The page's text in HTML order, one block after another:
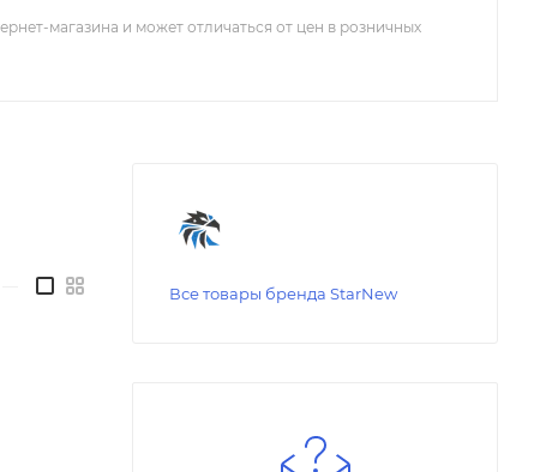
магазина и может отличаться от цен в розничных
Все товары бренда StarNew